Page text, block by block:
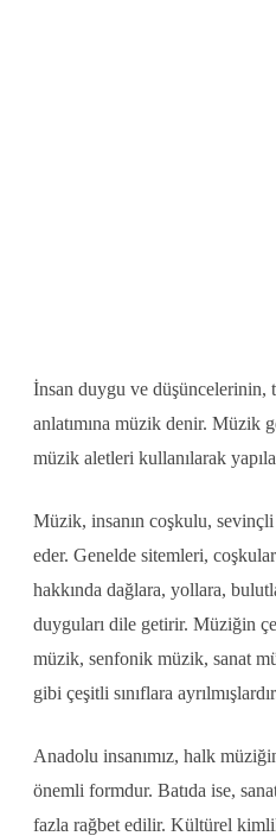
İnsan duygu ve düşüncelerinin,
anlatımına müzik denir. Müzik
müzik aletleri kullanılarak
Müzik, insanın coşkulu,
eder. Genelde sitemleri,
hakkında dağlara, yollara,
duyguları dile getirir. Müziğin
müzik, senfonik müzik, sanat
gibi çeşitli sınıflara
Anadolu insanımız, halk
önemli formdur. Batıda ise,
fazla rağbet edilir. Kültürel